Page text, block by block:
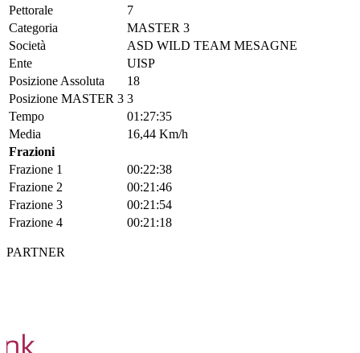
Pettorale
7
Categoria
MASTER 3
Società
ASD WILD TEAM MESAGNE
Ente
UISP
Posizione Assoluta
18
Posizione MASTER 3 3
Tempo
01:27:35
Media
16,44 Km/h
Frazioni
Frazione 1
00:22:38
Frazione 2
00:21:46
Frazione 3
00:21:54
Frazione 4
00:21:18
PARTNER